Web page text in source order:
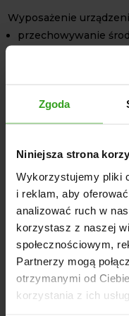
Zgoda
Niniejsza strona
Wykorzystujemy pliki
i reklam, aby
analizować ruch w
korzystasz z naszej
społecznościowym,
Partnerzy mogą
otrzymanymi od
korzystania z ich usług.
Wyposażenie
przechowywanie
OPCJE
OPŁATĄ
Dodatkowe dzielenie
Hydraulicznie
Końcówki
Końcówki
Końcówki
Pompa 145
zmniejsza pulsację)
Opryskiwacz bez lanc